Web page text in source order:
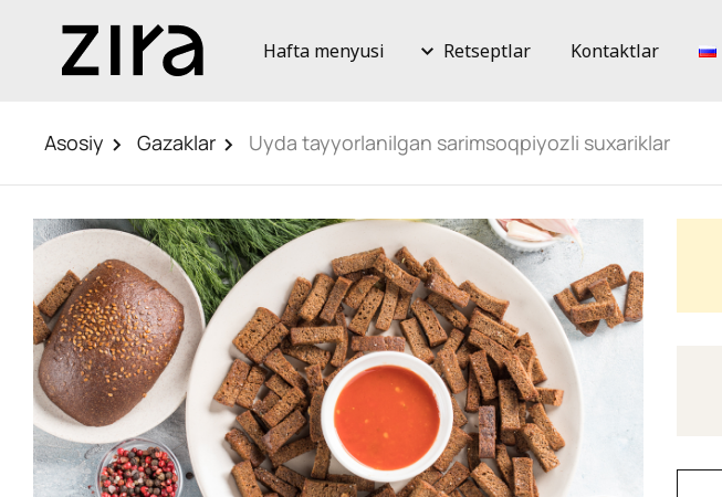
Hafta menyusi Retseptlar Kontaktlar
Asosiy Gazaklar Uyda tayyorlanilgan sarimsoqpiyozli suxariklar